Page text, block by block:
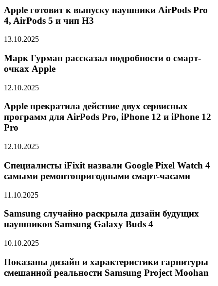
Apple готовит к выпуску наушники AirPods Pro
4, AirPods 5 и чип H3
13.10.2025
Марк Гурман рассказал подробности о смарт-
очках Apple
12.10.2025
Apple прекратила действие двух сервисных
программ для AirPods Pro, iPhone 12 и iPhone 12
Pro
12.10.2025
Специалисты iFixit назвали Google Pixel Watch 4
самыми ремонтопригодными смарт-часами
11.10.2025
Samsung случайно раскрыла дизайн будущих
наушников Samsung Galaxy Buds 4
10.10.2025
Показаны дизайн и характеристики гарнитуры
смешанной реальности Samsung Project Moohan